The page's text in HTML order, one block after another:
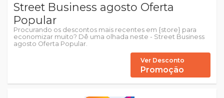
Street Business agosto Oferta
Popular
Procurando os descontos mais recentes em {store} para
economizar muito? Dê uma olhada neste - Street Business
agosto Oferta Popular.
Ver Desconto
Promoção